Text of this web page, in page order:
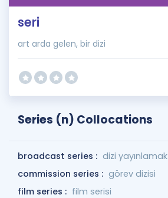
Blog
İngilizce Gramer
seri
art arda gelen, bir dizi
Series (n) Collocations
broadcast series : dizi yayınlamak
commission series : görev dizisi
film series : film serisi